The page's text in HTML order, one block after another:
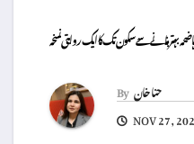
بہتر بنانے سے سکون تک کا ایک روایتی نسخہ
Byحنا خان
NOV 27,